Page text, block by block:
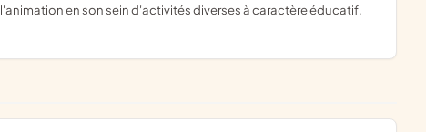
en son sein d'activités diverses à caractère éducatif,